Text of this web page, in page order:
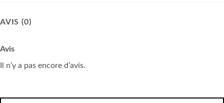
AVIS (0)
Avis
Il n’y a pas encore d’avis.